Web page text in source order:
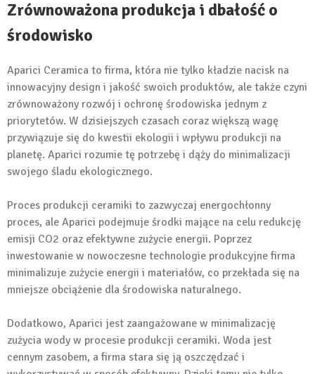
Zrównoważona produkcja i dbałość o
środowisko
Aparici Ceramica to firma, która nie tylko kładzie nacisk na
innowacyjny design i jakość swoich produktów, ale także czyni
zrównoważony rozwój i ochronę środowiska jednym z
priorytetów. W dzisiejszych czasach coraz większą wagę
przywiązuje się do kwestii ekologii i wpływu produkcji na
planetę. Aparici rozumie tę potrzebę i dąży do minimalizacji
swojego śladu ekologicznego.
Proces produkcji ceramiki to zazwyczaj energochłonny
proces, ale Aparici podejmuje środki mające na celu redukcję
emisji CO2 oraz efektywne zużycie energii. Poprzez
inwestowanie w nowoczesne technologie produkcyjne firma
minimalizuje zużycie energii i materiałów, co przekłada się na
mniejsze obciążenie dla środowiska naturalnego.
Dodatkowo, Aparici jest zaangażowane w minimalizację
zużycia wody w procesie produkcji ceramiki. Woda jest
cennym zasobem, a firma stara się ją oszczędzać i